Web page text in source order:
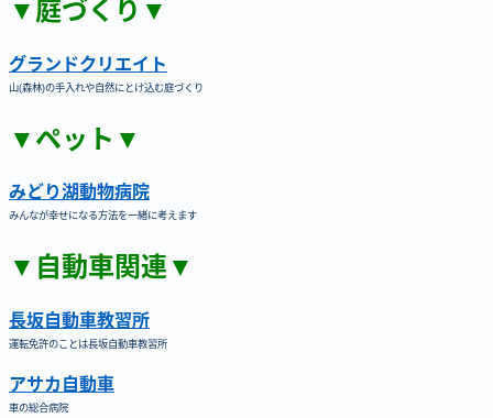
▼庭づくり▼
グランドクリエイト
山(森林)の手入れや自然にとけ込む庭づくり
▼ペット▼
みどり湖動物病院
みんなが幸せになる方法を一緒に考えます
▼自動車関連▼
長坂自動車教習所
運転免許のことは長坂自動車教習所
アサカ自動車
車の総合病院